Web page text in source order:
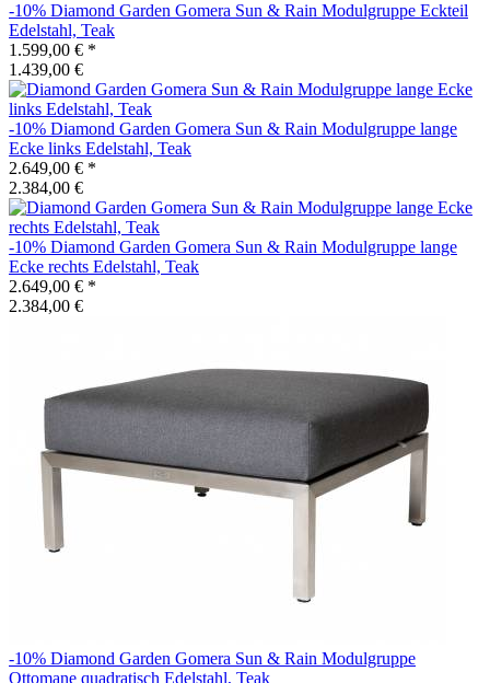
-10% Diamond Garden Gomera Sun & Rain Modulgruppe Eckteil
Edelstahl, Teak
1.599,00 € *
1.439,00 €
-10% Diamond Garden Gomera Sun & Rain Modulgruppe lange
Ecke links Edelstahl, Teak
2.649,00 € *
2.384,00 €
-10% Diamond Garden Gomera Sun & Rain Modulgruppe lange
Ecke rechts Edelstahl, Teak
2.649,00 € *
2.384,00 €
-10% Diamond Garden Gomera Sun & Rain Modulgruppe
Ottomane quadratisch Edelstahl, Teak